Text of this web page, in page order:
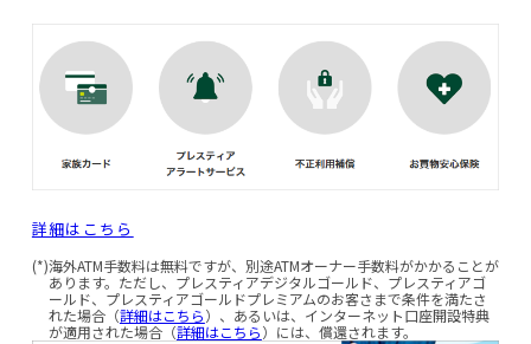
詳細はこちら
(*)海外ATM手数料は無料ですが、別途ATMオーナー手数料がかかることが
あります。ただし、プレスティアデジタルゴールド、プレスティアゴ
ールド、プレスティアゴールドプレミアムのお客さまで条件を満たさ
れた場合（詳細はこちら）、あるいは、インターネット口座開設特典
が適用された場合（詳細はこちら）には、償還されます。